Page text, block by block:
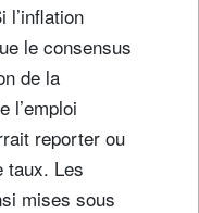
l’inflation
le consensus
de la
l’emploi
reporter ou
taux. Les
mises sous